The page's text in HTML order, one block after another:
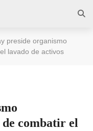
preside organismo
lavado de activos
combatir el